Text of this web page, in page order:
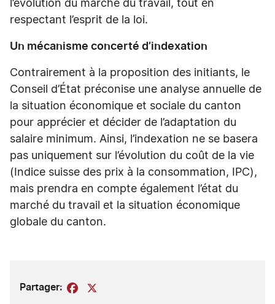
l’évolution du marché du travail, tout en
respectant l’esprit de la loi.
Un mécanisme concerté d’indexation
Contrairement à la proposition des initiants, le
Conseil d’État préconise une analyse annuelle de
la situation économique et sociale du canton
pour apprécier et décider de l’adaptation du
salaire minimum. Ainsi, l’indexation ne se basera
pas uniquement sur l’évolution du coût de la vie
(Indice suisse des prix à la consommation, IPC),
mais prendra en compte également l’état du
marché du travail et la situation économique
globale du canton.
Partager: Facebook